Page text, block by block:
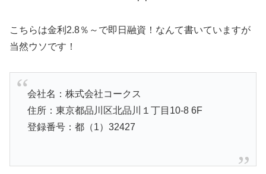
こちらは金利2.8％～で即日融資！なんて書いていますが
当然ウソです！
会社名：株式会社コークス
住所：東京都品川区北品川１丁目10-8 6F
登録番号：都（1）32427